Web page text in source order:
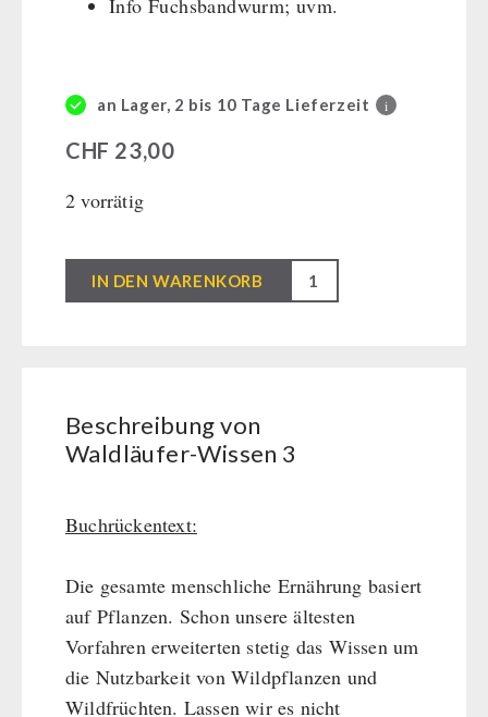
Kurbelgeräte / Radio / Funk
Armee-Material / Sicherheit
BEHÖRDEN / GRUPPENVERSORGUNG
Notrationen
Frühstück
Hauptmahlzeiten
Info Fuchsbandwurm; uvm.
an Lager, 2 bis 10 Tage Lieferzeit i
CHF 23,00
2 vorrätig
Waldläufer-
Wissen
IN DEN WARENKORB
Beschreibung von
Waldläufer-Wissen 3
Buchrückentext:
Die gesamte menschliche Ernährung basiert
auf Pflanzen. Schon unsere ältesten
Vorfahren erweiterten stetig das Wissen um
die Nutzbarkeit von Wildpflanzen und
Wildfrüchten. Lassen wir es nicht